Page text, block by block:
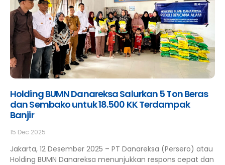
Holding BUMN Danareksa Salurkan 5 Ton Beras
dan Sembako untuk 18.500 KK Terdampak
Banjir
15 Dec 2025
Jakarta, 12 Desember 2025 – PT Danareksa (Persero) atau
Holding BUMN Danareksa menunjukkan respons cepat dan